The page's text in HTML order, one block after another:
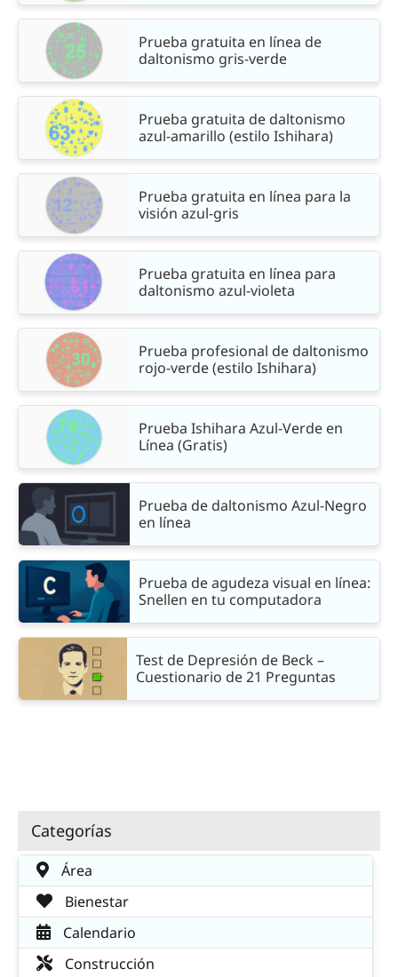
Prueba gratuita en línea de
daltonismo gris-verde
Prueba gratuita de daltonismo
azul-amarillo (estilo Ishihara)
Prueba gratuita en línea para la
visión azul-gris
Prueba gratuita en línea para
daltonismo azul-violeta
Prueba profesional de daltonismo
rojo-verde (estilo Ishihara)
Prueba Ishihara Azul-Verde en
Línea (Gratis)
Prueba de daltonismo Azul-Negro
en línea
Prueba de agudeza visual en línea:
Snellen en tu computadora
Test de Depresión de Beck –
Cuestionario de 21 Preguntas
Categorías
Área
Bienestar
Calendario
Construcción